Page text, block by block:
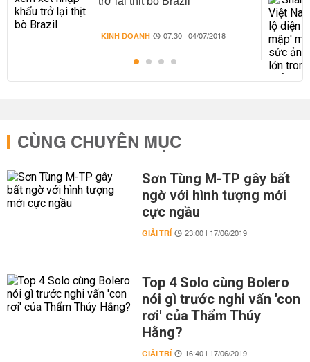
KINH DOANH 07:30 | 04/07/2018
CÙNG CHUYÊN MỤC
Sơn Tùng M-TP gây bất
ngờ với hình tượng mới
cực ngầu
GIẢI TRÍ 23:00 | 17/06/2019
Top 4 Solo cùng Bolero
nói gì trước nghi vấn 'con
rơi' của Thẩm Thúy
Hằng?
GIẢI TRÍ 16:40 | 17/06/2019